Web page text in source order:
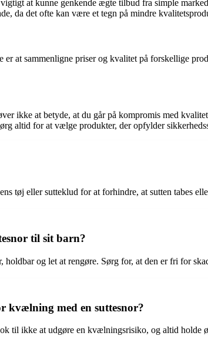
at kunne genkende ægte tilbud fra simple
da det ofte kan være et tegn på mindre
er at sammenligne priser og kvalitet på forskellige
ikke at betyde, at du går på kompromis med
altid for at vælge produkter, der opfylder
tøj eller sutteklud for at forhindre, at sutten tabes
til sit barn?
og let at rengøre. Sørg for, at den er fri for
kvælning med en suttesnor?
til ikke at udgøre en kvælningsrisiko, og altid holde